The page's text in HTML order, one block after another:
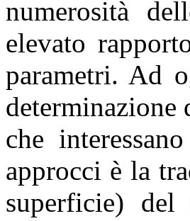
numerosità
elevato
parametri. Ad
determinazione
che
approcci è la
superficie)